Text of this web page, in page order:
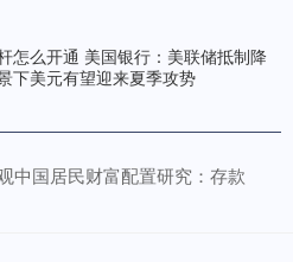
怎么开通 美国银行：美联储抵制降
下美元有望迎来夏季攻势
中国居民财富配置研究：存款